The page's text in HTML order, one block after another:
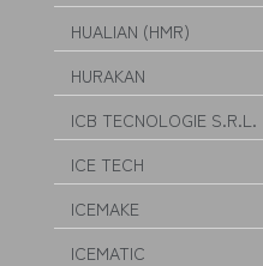
HUALIAN (HMR)
HURAKAN
ICB TECNOLOGIE S.R.L.
ICE TECH
ICEMAKE
ICEMATIC